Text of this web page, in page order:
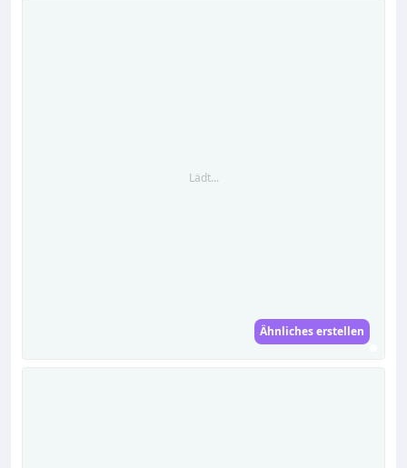
Lädt...
Ähnliches erstellen